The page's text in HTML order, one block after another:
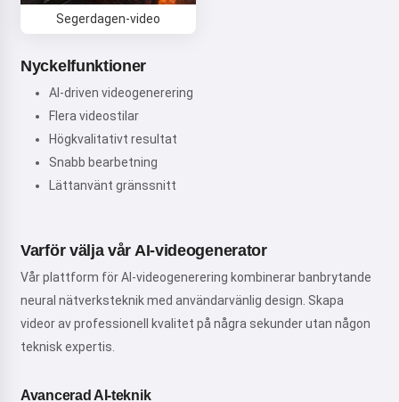
Segerdagen-video
Nyckelfunktioner
AI-driven videogenerering
Flera videostilar
Högkvalitativt resultat
Snabb bearbetning
Lättanvänt gränssnitt
Varför välja vår AI-videogenerator
Vår plattform för AI-videogenerering kombinerar banbrytande
neural nätverksteknik med användarvänlig design. Skapa
videor av professionell kvalitet på några sekunder utan någon
teknisk expertis.
Avancerad AI-teknik